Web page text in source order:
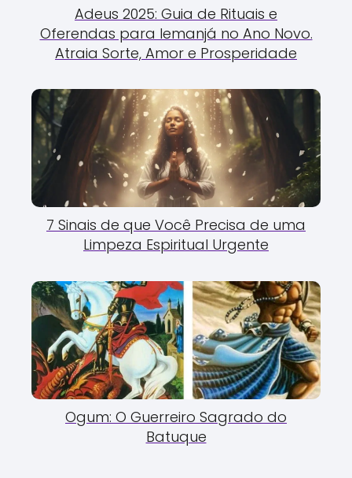
Adeus 2025: Guia de Rituais e
Oferendas para Iemanjá no Ano Novo.
Atraia Sorte, Amor e Prosperidade
7 Sinais de que Você Precisa de uma
Limpeza Espiritual Urgente
Ogum: O Guerreiro Sagrado do
Batuque